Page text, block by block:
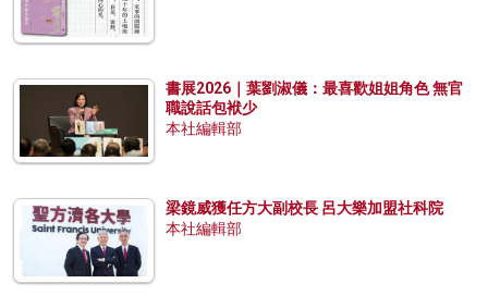
書展2026｜葉劉淑儀：最喜歡姐姐角色 無官
職說話包袱少
本社編輯部
梁鏡威獲任方大副校長 呂大樂加盟社科院
本社編輯部